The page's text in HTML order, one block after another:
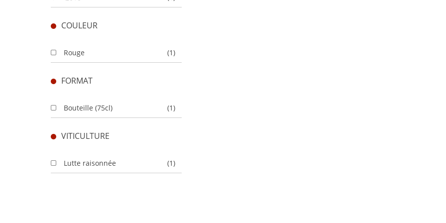
distinguent les crus bourgeois exceptionnels, les crus bourgeois supérieurs, et les crus bourgeois. Le Haut-Médoc
supérieur, le Château D’Arche ou le Château Caronne Sainte-Gemme par exemple.
ces vins sont des arômes de fruits rouges (en raison de la présence du Merlot), ainsi que des notes épicées et
COULEUR
Rouge (1)
FORMAT
Bouteille (75cl) (1)
VITICULTURE
Lutte raisonnée (1)